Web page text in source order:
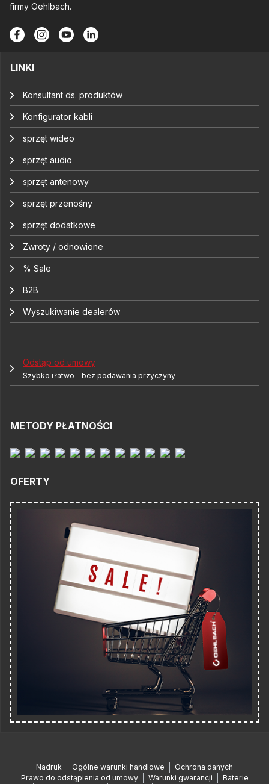
firmy Oehlbach.
LINKI
Konsultant ds. produktów
Konfigurator kabli
sprzęt wideo
sprzęt audio
sprzęt antenowy
sprzęt przenośny
sprzęt dodatkowe
Zwroty / odnowione
% Sale
B2B
Wyszukiwanie dealerów
Odstąp od umowy
Szybko i łatwo - bez podawania przyczyny
METODY PŁATNOŚCI
OFERTY
Nadruk Ogólne warunki handlowe
Ochrona danych
Prawo do odstąpienia od umowy
Warunki gwarancji Baterie